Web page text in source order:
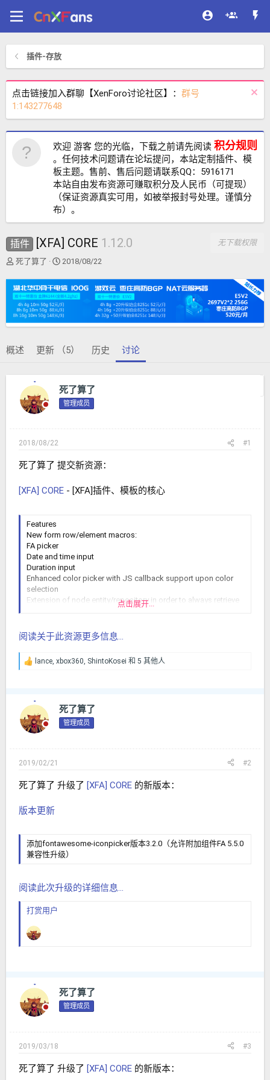
插件-存放
点击链接加入群聊【XenForo讨论社区】： 群号
1:143277648
欢迎 游客 您的光临，下载之前请先阅读 积分规则
。任何技术问题请在论坛提问，本站定制插件、模
板主题。售前、售后问题请联系QQ：5916171
本站自由发布资源可赚取积分及人民币（可提现）
（保证资源真实可用，如被举报封号处理。谨慎分
布）。
插件 [XFA] CORE 1.12.0
无下载权限
主
发
起
人
死了算了
开
时
间
2018/08/22
概述 更新 （5） 历史 讨论
死了算了
管理成员
2018/08/22 #1
死了算了 提交新资源：
[XFA] CORE - [XFA]插件、模板的核心
Features
New form row/element macros:
FA picker
Date and time input
Duration input
Enhanced color picker with JS callback support upon color
selection
Extension of node entity/repository in order to always retrieve
LastPoster information as entity along node
点击展开...
阅读关于此资源更多信息...
反
lance, xbox360, ShintoKosei 和 5 其他人
死了算了
管理成员
2019/02/21 #2
死了算了 升级了 [XFA] CORE 的新版本：
版本更新
添加fontawesome-iconpicker版本3.2.0（允许附加组件FA 5.5.0
兼容性升级）
阅读此次升级的详细信息...
打赏用户
死了算了
管理成员
2019/03/18 #3
死了算了 升级了 [XFA] CORE 的新版本：